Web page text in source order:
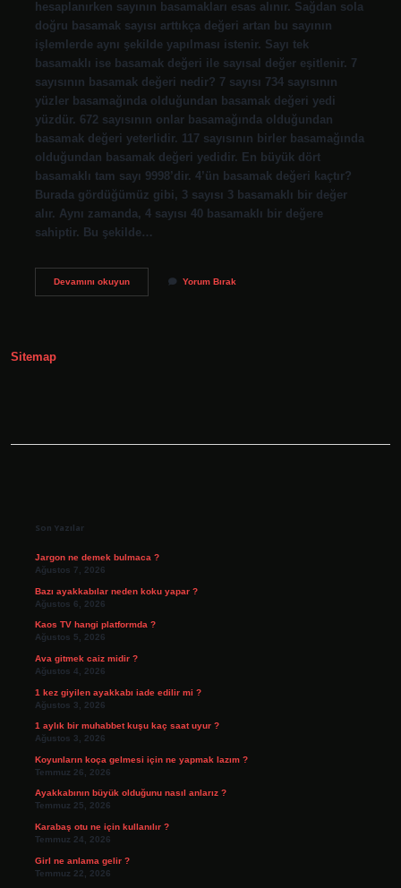
hesaplanırken sayının basamakları esas alınır. Sağdan sola
doğru basamak sayısı arttıkça değeri artan bu sayının
işlemlerde aynı şekilde yapılması istenir. Sayı tek
basamaklı ise basamak değeri ile sayısal değer eşitlenir. 7
sayısının basamak değeri nedir? 7 sayısı 734 sayısının
yüzler basamağında olduğundan basamak değeri yedi
yüzdür. 672 sayısının onlar basamağında olduğundan
basamak değeri yeterlidir. 117 sayısının birler basamağında
olduğundan basamak değeri yedidir. En büyük dört
basamaklı tam sayı 9998’dir. 4’ün basamak değeri kaçtır?
Burada gördüğümüz gibi, 3 sayısı 3 basamaklı bir değer
alır. Aynı zamanda, 4 sayısı 40 basamaklı bir değere
sahiptir. Bu şekilde…
Devamını okuyunBasamak
Yorum Bırak
Sitemap
Son Yazılar
Jargon ne demek bulmaca ?
Ağustos 7, 2026
Bazı ayakkabılar neden koku yapar ?
Ağustos 6, 2026
Kaos TV hangi platformda ?
Ağustos 5, 2026
Ava gitmek caiz midir ?
Ağustos 4, 2026
1 kez giyilen ayakkabı iade edilir mi ?
Ağustos 3, 2026
1 aylık bir muhabbet kuşu kaç saat uyur ?
Ağustos 3, 2026
Koyunların koça gelmesi için ne yapmak lazım ?
Temmuz 26, 2026
Ayakkabının büyük olduğunu nasıl anlarız ?
Temmuz 25, 2026
Karabaş otu ne için kullanılır ?
Temmuz 24, 2026
Girl ne anlama gelir ?
Temmuz 22, 2026